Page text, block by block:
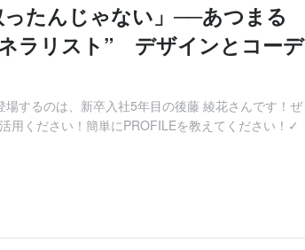
ったんじゃない」──あつまる
ラリスト” デザインとコーデ
するのは、新卒入社5年目の後藤 綾花さんです！ぜ
用ください！簡単にPROFILEを教えてください！✓